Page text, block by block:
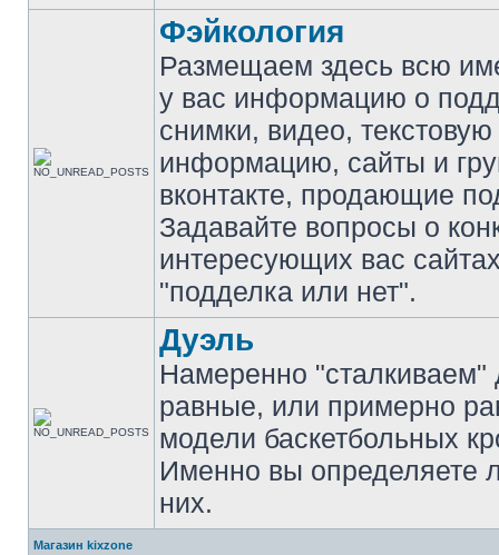
Фэйкология
Размещаем здесь всю
у вас информацию о
снимки, видео, текстовую
информацию, сайты и
вконтакте, продающие
Задавайте вопросы о
интересующих вас
"подделка или нет".
Дуэль
Намеренно "сталкиваем"
равные, или примерно
модели баскетбольных
Именно вы определяете
них.
Магазин kixzone